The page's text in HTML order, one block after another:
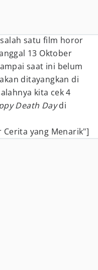
satu film horor
13 Oktober
saat ini belum
ditayangkan di
kita cek 4
Death Daydi
Cerita yang Menarik"]